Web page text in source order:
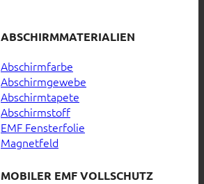
ABSCHIRMMATERIALIEN
Abschirmfarbe
Abschirmgewebe
Abschirmtapete
Abschirmstoff
EMF Fensterfolie
Magnetfeld
MOBILER EMF VOLLSCHUTZ